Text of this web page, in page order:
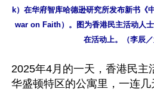
k）在华府智库哈德逊研究所发布新书《
war on Faith）。图为香港民主活动人
在活动上。（李辰／
2025年4月的一天，香港民主
华盛顿特区的公寓里，一连